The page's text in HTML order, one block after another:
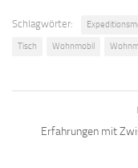
Schlagwörter:
Tisch Wohnmobil
Erfahrungen mit